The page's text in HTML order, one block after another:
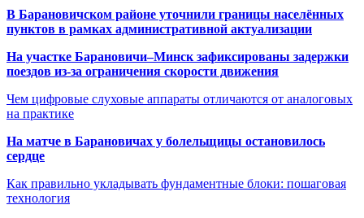
В Барановичском районе уточнили границы населённых
пунктов в рамках административной актуализации
На участке Барановичи–Минск зафиксированы задержки
поездов из-за ограничения скорости движения
Чем цифровые слуховые аппараты отличаются от аналоговых
на практике
На матче в Барановичах у болельщицы остановилось
сердце
Как правильно укладывать фундаментные блоки: пошаговая
технология